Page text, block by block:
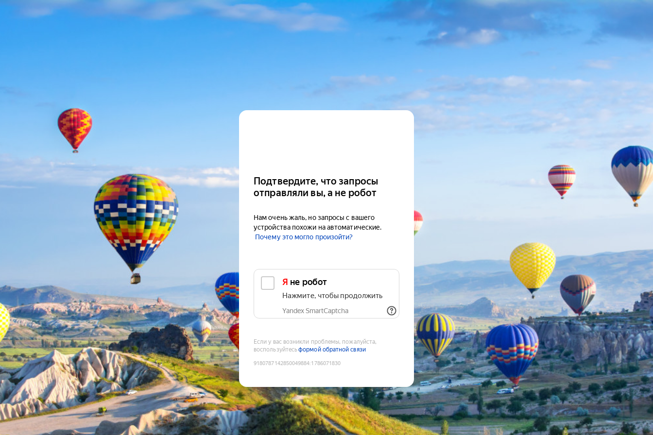
Подтвердите, что запросы
отправляли вы, а не робот
Нам очень жаль, но запросы с вашего
устройства похожи на автоматические.
Почему это могло произойти?
Я не робот
Нажмите, чтобы продолжить
Yandex SmartCaptcha
Если у вас возникли проблемы, пожалуйста,
воспользуйтесьформой обратной связи
9180787142850049884:1786071830